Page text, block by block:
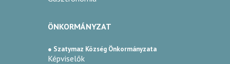
ÖNKORMÁNYZAT
● Szatymaz Község Önkormányzata
Képviselők